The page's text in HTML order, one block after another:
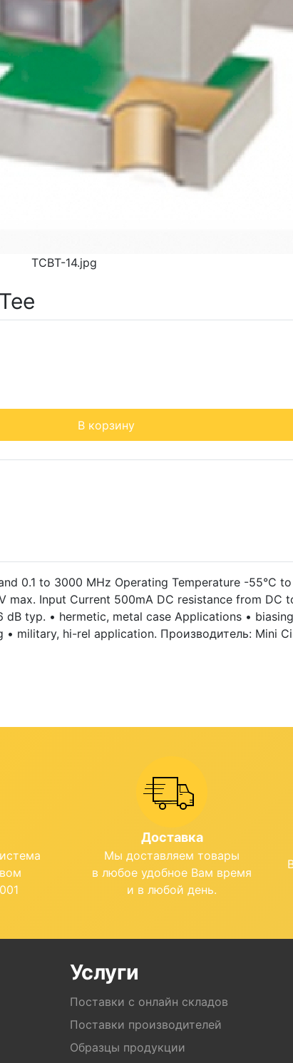
TCBT-14.jpg
В корзину
0.1 to 3000 MHz Operating Temperature -55°C
max. Input Current 500mA DC resistance from DC
typ. • hermetic, metal case Applications •
military, hi-rel application. Производитель: Mini
Доставка
Мы доставляем товары
в любое удобное Вам время
и в любой день.
Услуги
Поставки с онлайн складов
Поставки производителей
Образцы продукции